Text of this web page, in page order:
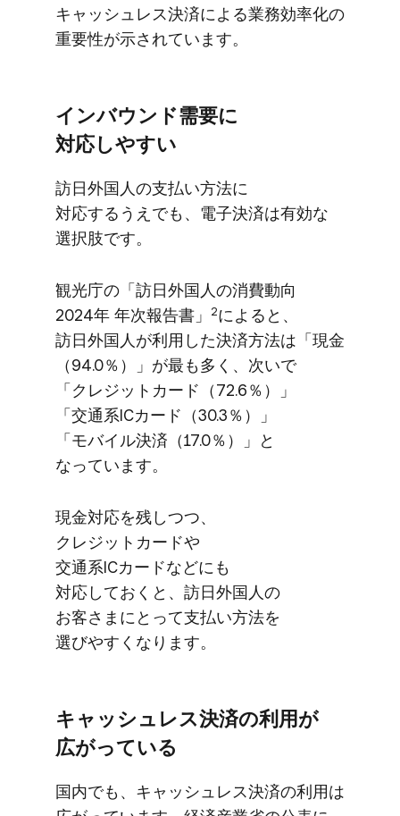
キャッシュレス決済に​よる​業務効率化の​
重要性が​示されています。
インバウンド需要に​
対応しやすい
訪日外国人の​支払い方​法に​
対応するうえでも、​電子決済は​有効な​
選択肢です。
観光庁の​「訪日外国人の​消費動向
2024年 年次報告書」
2に​よると、​
訪日外国人が​利用した​決済方​法は​「現金​
（94.0％）」が​最も​多く、​次いで​
「クレジットカード​（72.6％）」​
「交通系ICカード​（30.3％）」​
「モバイル決済​（17.0％）」と​
なっています。
現金対応を​残しつつ、​
クレジットカードや​
交通系ICカードなどにも​
対応しておくと、​訪日外国人の​
お客さまに​とって​支払い方​法を​
選びやすくなります。
キャッシュレス決済の​利用が​
広がっている
国内でも、​キャッシュレス決済の​利用は​